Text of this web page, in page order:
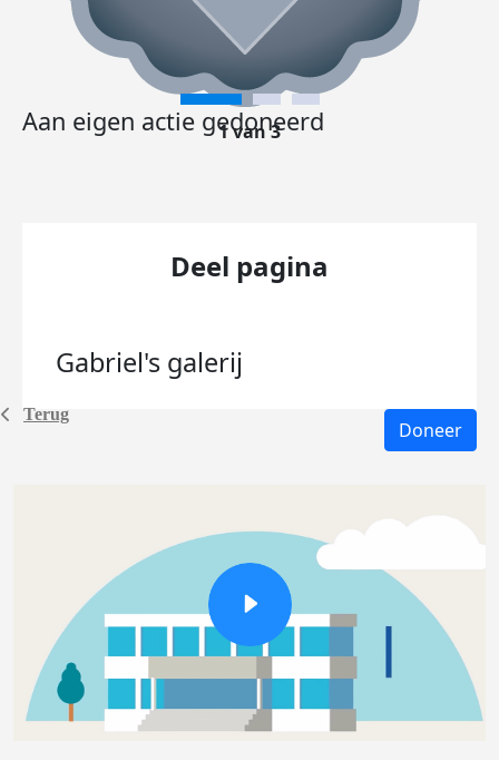
Terug
Aan eigen actie gedoneerd
1 van 3
Deel pagina
Gabriel's galerij
Doneer